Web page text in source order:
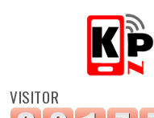
VISITOR